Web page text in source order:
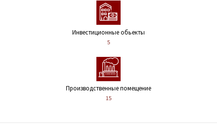
Инвестиционные обьекты
5
Производственные помещение
15